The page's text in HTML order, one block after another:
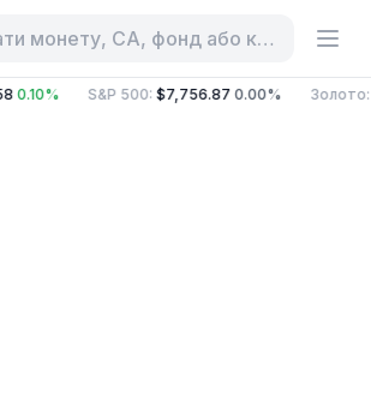
монету, CA, фонд або категорію
0.10% S&P 500: $7,756.87 0.00% Золото: